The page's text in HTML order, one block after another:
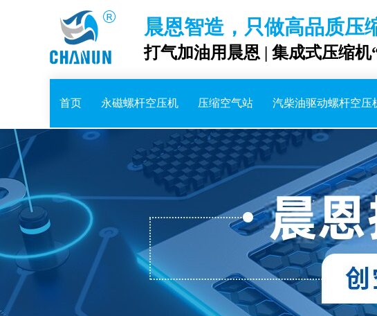
晨恩智造，只做高品质压
打气加油用晨恩 | 集成式压缩机
首页 永磁螺杆空压机 压缩空气站 汽柴油驱动螺杆空压